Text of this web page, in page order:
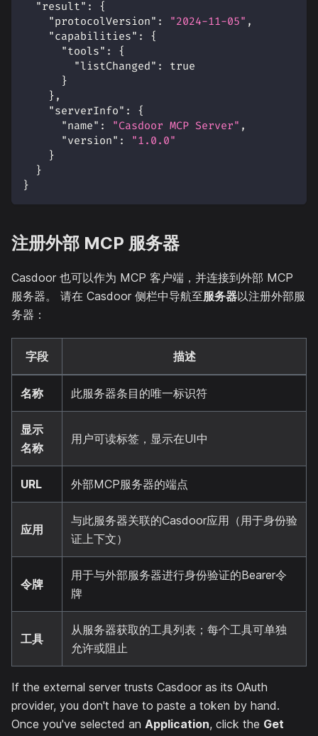
"result" :
{
"protocolVersion" : "2024-11-05" ,
"capabilities" :
{
"tools" :
{
"listChanged" :
true
}
} ,
"serverInfo" :
{
"name" : "Casdoor MCP Server" ,
"version" :
"1.0.0"
}
}
}
注册外部 MCP 服务器
Casdoor 也可以作为 MCP 客户端，并连接到外部 MCP
服务器。 请在 Casdoor 侧栏中导航至服务器以注册外部服
务器：
字段 描述
名称 此服务器条目的唯一标识符
显示
名称
用户可读标签，显示在UI中
URL 外部MCP服务器的端点
应用
与此服务器关联的Casdoor应用（用于身份验
证上下文）
令牌
用于与外部服务器进行身份验证的Bearer令
牌
工具
从服务器获取的工具列表；每个工具可单独
允许或阻止
If the external server trusts Casdoor as its OAuth
provider, you don't have to paste a token by hand.
Once you've selected an Application, click the Get